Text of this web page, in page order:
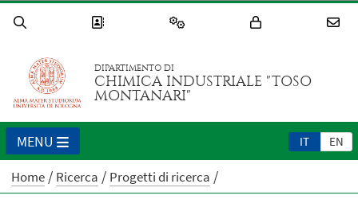
DIPARTIMENTO DI
CHIMICA INDUSTRIALE "TOSO
MONTANARI"
IT EN
MENU
Home Ricerca Progetti di ricerca